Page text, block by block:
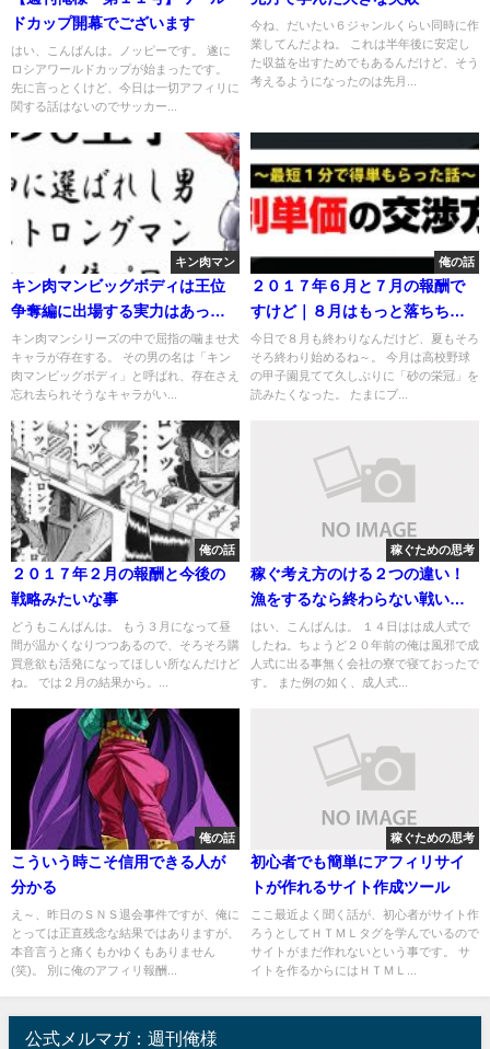
ドカップ開幕でございます
はい、こんばんは。ノッピーです。 遂に
ロシアワールドカップが始まったです。
先に言っとくけど、今日は一切アフィリに
関する話はないのでサッカー...
今ね、だいたい６ジャンルくらい同時に作
業してんだよね。 これは半年後に安定し
た収益を出すためでもあるんだけど、そう
考えるようになったのは先月...
キン肉マン
キン肉マンビッグボディは王位
争奪編に出場する実力はあった
のか？そそのかされて噛ませ犬
の巻
キン肉マンシリーズの中で屈指の噛ませ犬
キャラが存在する。 その男の名は「キン
肉マンビッグボディ」と呼ばれ、存在さえ
忘れ去られそうなキャラがい...
俺の話
２０１７年６月と７月の報酬で
すけど｜８月はもっと落ちちゃ
うよ～
今日で８月も終わりなんだけど、夏もそろ
そろ終わり始めるね～。 今月は高校野球
の甲子園見てて久しぶりに「砂の栄冠」を
読みたくなった。 たまにブ...
俺の話
２０１７年２月の報酬と今後の
戦略みたいな事
どうもこんばんは。 もう３月になって昼
間が温かくなりつつあるので、そろそろ購
買意欲も活発になってほしい所なんだけど
ね。 では２月の結果から。...
稼ぐための思考
稼ぐ考え方のける２つの違い！
漁をするなら終わらない戦いの
赤い海か、それとも平穏な青い
海か？
はい、こんばんは。 １４日はは成人式で
したね。ちょうど２０年前の俺は風邪で成
人式に出る事無く会社の寮で寝ておったで
す。 また例の如く、成人式...
俺の話
こういう時こそ信用できる人が
分かる
え～、昨日のＳＮＳ退会事件ですが、俺に
とっては正直残念な結果ではありますが、
本音言うと痛くもかゆくもありません
(笑)。 別に俺のアフィリ報酬...
稼ぐための思考
初心者でも簡単にアフィリサイ
トが作れるサイト作成ツール
ここ最近よく聞く話が、初心者がサイト作
ろうとしてＨＴＭＬタグを学んでいるので
サイトがまだ作れないという事です。 サ
イトを作るからにはＨＴＭＬ...
公式メルマガ：週刊俺様